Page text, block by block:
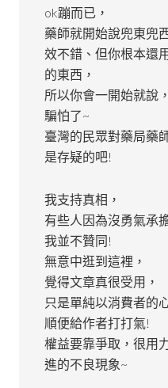
ok蹦而已，
藥師就開始說兜東兜
效不錯、但你根本還
的東西，
所以你會一開始就說
騙怕了~
臺灣的民眾對藥局藥
是存疑的吧!
我支持真相，
有些人因為沒勇氣承
我並不贊同!
無意中逛到這裡，
覺得文章真很受用，
只是單純以消費者的
順便給作者打打氣!
權益要靠爭取，很用
進的不良現象~